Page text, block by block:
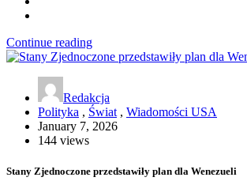
Continue reading
Redakcja
Polityka , Świat , Wiadomości USA
January 7, 2026
144 views
Stany Zjednoczone przedstawiły plan dla Wenezueli